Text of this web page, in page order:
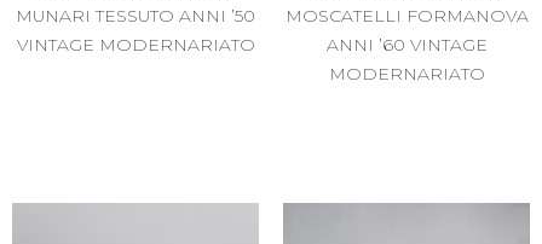
MUNARI TESSUTO ANNI ’50
VINTAGE MODERNARIATO
MOSCATELLI FORMANOVA
ANNI ’60 VINTAGE
MODERNARIATO